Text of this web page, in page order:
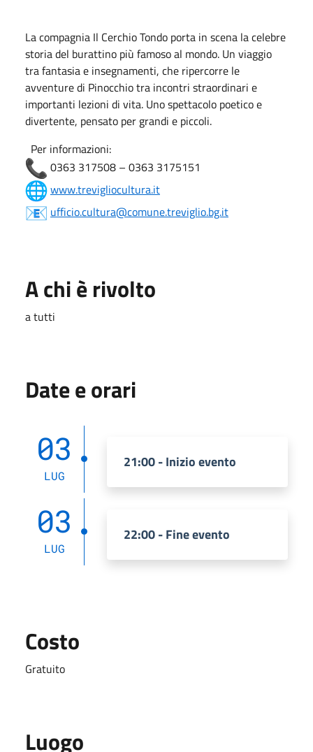
La compagnia Il Cerchio Tondo porta in scena la celebre
storia del burattino più famoso al mondo. Un viaggio
tra fantasia e insegnamenti, che ripercorre le
avventure di Pinocchio tra incontri straordinari e
importanti lezioni di vita. Uno spettacolo poetico e
divertente, pensato per grandi e piccoli.
Per informazioni:
0363 317508 – 0363 3175151
www.trevigliocultura.it
ufficio.cultura@comune.treviglio.bg.it
A chi è rivolto
a tutti
Date e orari
03
LUG
21:00 - Inizio evento
03
LUG
22:00 - Fine evento
Costo
Gratuito
Luogo